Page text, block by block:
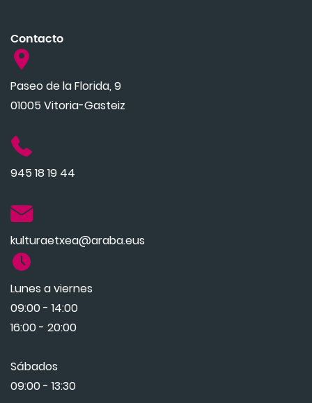
Contacto
Paseo de la Florida, 9
01005 Vitoria-Gasteiz
945 18 19 44
kulturaetxea@araba.eus
Lunes a viernes
09:00 - 14:00
16:00 - 20:00
Sábados
09:00 - 13:30